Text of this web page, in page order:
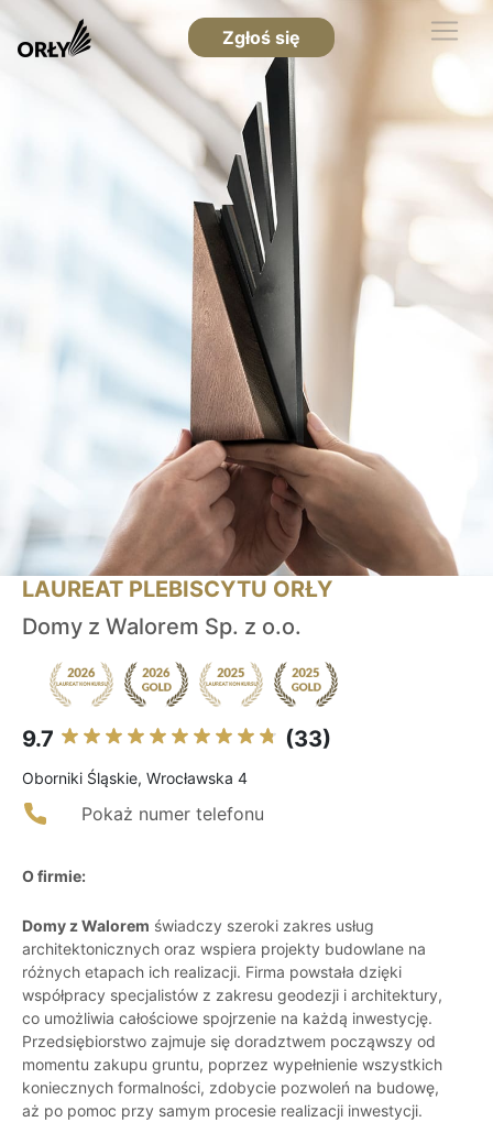
Zgłoś się
LAUREAT PLEBISCYTU ORŁY
Domy z Walorem Sp. z o.o.
9.7 (33)
Oborniki Śląskie, Wrocławska 4
Pokaż numer telefonu
O firmie:
Domy z Walorem świadczy szeroki zakres usług
architektonicznych oraz wspiera projekty budowlane na
różnych etapach ich realizacji. Firma powstała dzięki
współpracy specjalistów z zakresu geodezji i architektury,
co umożliwia całościowe spojrzenie na każdą inwestycję.
Przedsiębiorstwo zajmuje się doradztwem począwszy od
momentu zakupu gruntu, poprzez wypełnienie wszystkich
koniecznych formalności, zdobycie pozwoleń na budowę,
aż po pomoc przy samym procesie realizacji inwestycji.